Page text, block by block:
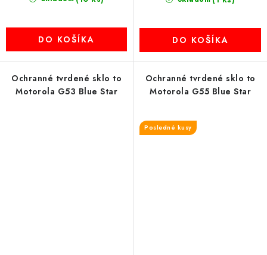
DO KOŠÍKA DO KOŠÍKA
Ochranné tvrdené sklo to
Motorola G53 Blue Star
Ochranné tvrdené sklo to
Motorola G55 Blue Star
Posledné kusy